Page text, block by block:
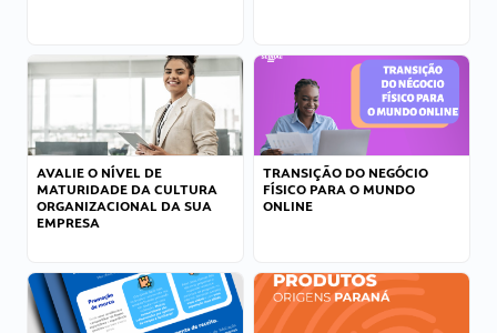
AVALIE O NÍVEL DE
MATURIDADE DA CULTURA
ORGANIZACIONAL DA SUA
EMPRESA
TRANSIÇÃO DO NEGÓCIO
FÍSICO PARA O MUNDO
ONLINE